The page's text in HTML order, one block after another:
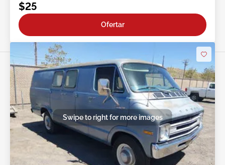
$25
Ofertar
Swipe to right for more images